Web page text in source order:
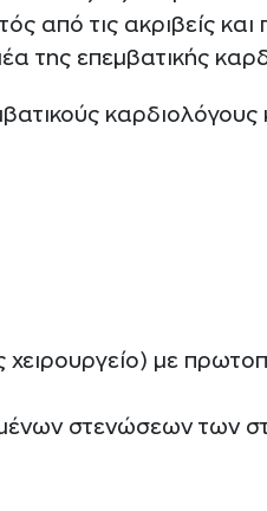
τις ακριβείς και
της επεμβατικής
με
στενώσεων των